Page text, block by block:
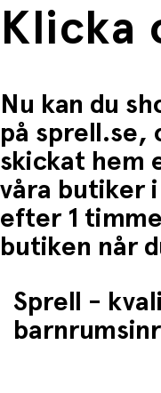
Klicka
Nu kan du
på sprell.se,
skickat hem
våra butiker i
efter 1
butiken når
Sprell -